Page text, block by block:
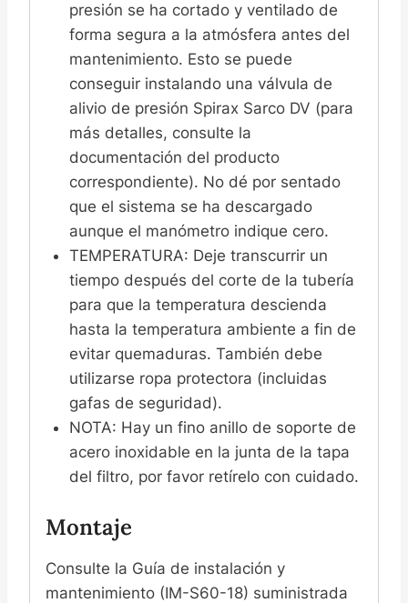
presión se ha cortado y ventilado de
forma segura a la atmósfera antes del
mantenimiento. Esto se puede
conseguir instalando una válvula de
alivio de presión Spirax Sarco DV (para
más detalles, consulte la
documentación del producto
correspondiente). No dé por sentado
que el sistema se ha descargado
aunque el manómetro indique cero.
TEMPERATURA: Deje transcurrir un
tiempo después del corte de la tubería
para que la temperatura descienda
hasta la temperatura ambiente a fin de
evitar quemaduras. También debe
utilizarse ropa protectora (incluidas
gafas de seguridad).
NOTA: Hay un fino anillo de soporte de
acero inoxidable en la junta de la tapa
del filtro, por favor retírelo con cuidado.
Montaje
Consulte la Guía de instalación y
mantenimiento (IM-S60-18) suministrada